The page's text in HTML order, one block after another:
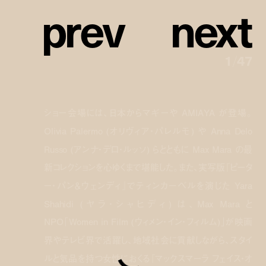
next
prev
ルと気品を持つ女性におくる『マックスマーラ フェイス・オ